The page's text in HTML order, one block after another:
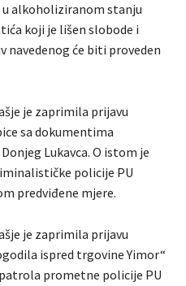
u alkoholiziranom stanju
koji je lišen slobode i
navedenog će biti proveden
je zaprimila prijavu
sa dokumentima
Lukavca. O istom je
policije PU
predviđene mjere.
je zaprimila prijavu
ispred trgovine Yimor“
prometne policije PU